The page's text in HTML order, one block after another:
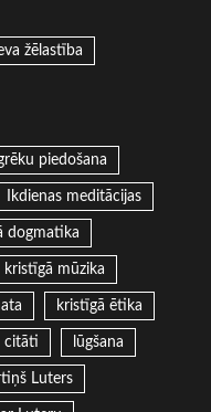
žēlastība
piedošana
Ikdienas meditācijas
dogmatika
kristīgā mūzika
kristīgā ētika
citāti lūgšana
Luters